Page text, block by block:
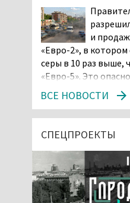
и
«Евро-2», в
серы в 10 раз выше,
«Евро-5». Это
повышает износ
06.08.2026 13:53
В
обвинения
заявили, что их
покусала бельевая
06.08.2026 13:02
ВСЕ НОВОСТИ
СПЕЦПРОЕКТЫ